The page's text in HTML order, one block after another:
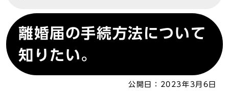
離婚届の手続方法について
知りたい。
公開日： 2023年3月6日